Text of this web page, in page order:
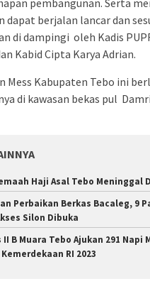
pembangunan. Serta
dapat berjalan lancar dan
di dampingi oleh Kadis
Kabid Cipta Karya Adrian.
Mess Kabupaten Tebo ini
di kawasan bekas pul
Haji Asal Tebo Meninggal
Perbaikan Berkas Bacaleg, 9
Silon Dibuka
B Muara Tebo Ajukan 291 Napi
RI 2023